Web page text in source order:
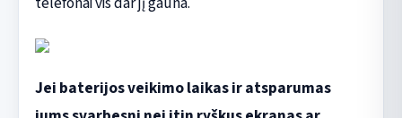
Jei baterijos veikimo laikas ir atsparumas